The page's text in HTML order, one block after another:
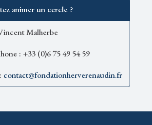
animer un cercle ?
Malherbe
: +33 (0)6 75 49 54 59
contact@fondationherverenaudin.fr